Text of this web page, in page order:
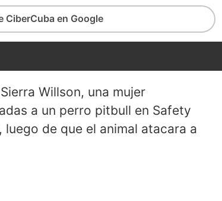
CiberCuba en Google
Willson, una mujer
a un perro pitbull en Safety
de que el animal atacara a